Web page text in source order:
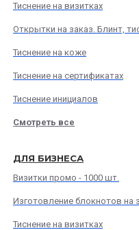
Тиснение на визитках
Открытки на заказ. Блинт,
Тиснение на коже
Тиснение на сертификатах
Тиснение инициалов
Смотреть все
ДЛЯ БИЗНЕСА
Визитки промо - 1000 шт.
Изготовление блокнотов на
Тиснение на визитках